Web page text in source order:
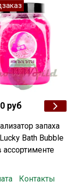
руб
запаха
Bath Bubble
ассортименте
Контакты